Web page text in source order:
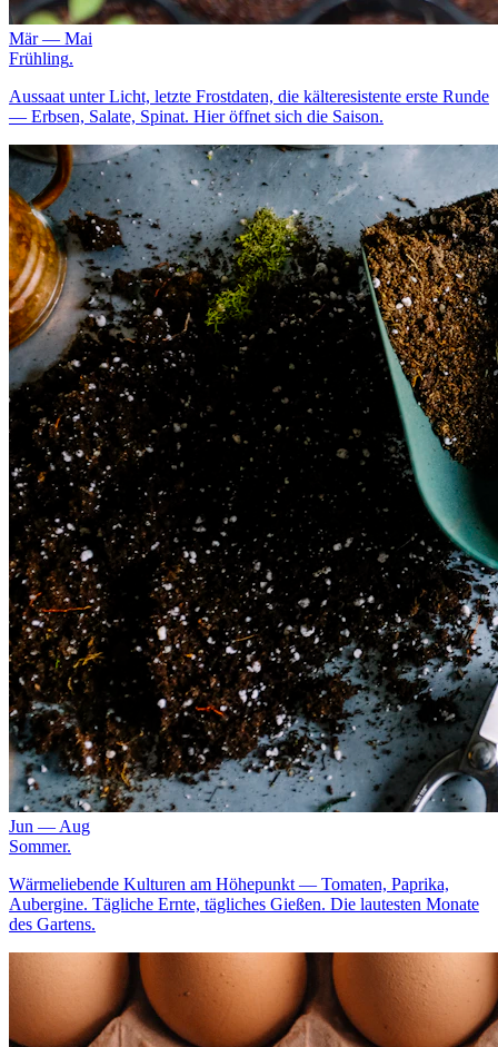
Mär — Mai
Frühling.
Aussaat unter Licht, letzte Frostdaten, die kälteresistente erste Runde
— Erbsen, Salate, Spinat. Hier öffnet sich die Saison.
Jun — Aug
Sommer.
Wärmeliebende Kulturen am Höhepunkt — Tomaten, Paprika,
Aubergine. Tägliche Ernte, tägliches Gießen. Die lautesten Monate
des Gartens.